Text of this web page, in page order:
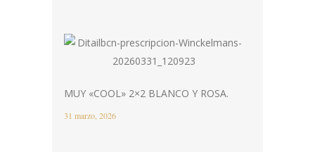
MUY «COOL» 2×2 BLANCO Y ROSA.
31 marzo, 2026